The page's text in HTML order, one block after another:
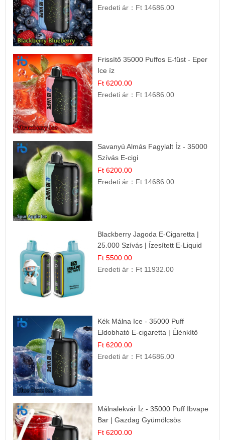
Eredeti ár： Ft 14686.00
Frissítő 35000 Puffos E-füst - Eper
Ice íz
Ft 6200.00
Eredeti ár： Ft 14686.00
Savanyú Almás Fagylalt Íz - 35000
Szívás E-cigi
Ft 6200.00
Eredeti ár： Ft 14686.00
Blackberry Jagoda E-Cigaretta |
25.000 Szívás | Ízesített E-Liquid
Ft 5500.00
Eredeti ár： Ft 11932.00
Kék Málna Ice - 35000 Puff
Eldobható E-cigaretta | Élénkítő
Gyümölcsös Frissesség!
Ft 6200.00
Eredeti ár： Ft 14686.00
Málnalekvár Íz - 35000 Puff Ibvape
Bar | Gazdag Gyümölcsös
Ízélmény!
Ft 6200.00